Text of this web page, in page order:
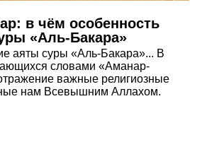
в чём особенность
«Аль-Бакара»
аяты суры «Аль-Бакара»... В
словами «Аманар-
важные религиозные
нам Всевышним Аллахом.